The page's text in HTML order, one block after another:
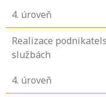
4. úroveň
Realizace
službách
4. úroveň